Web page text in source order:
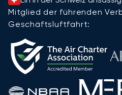
Mitglied der führenden
Geschäftsluftfahrt: